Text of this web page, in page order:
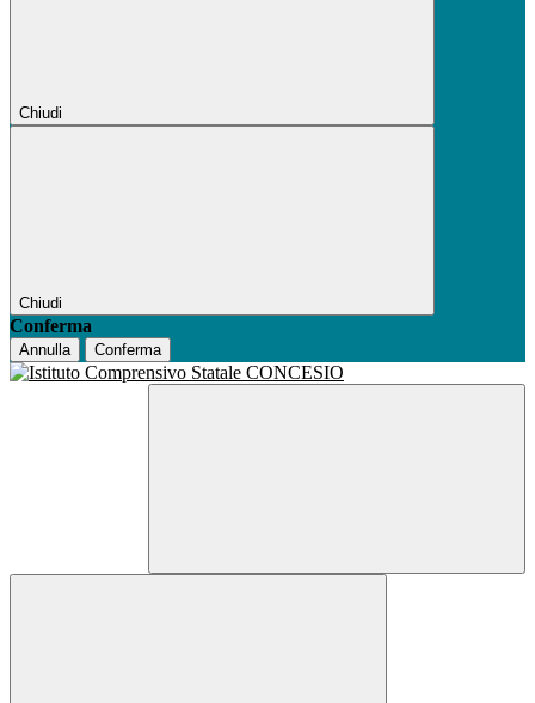
Chiudi
Chiudi
Conferma
Annulla Conferma